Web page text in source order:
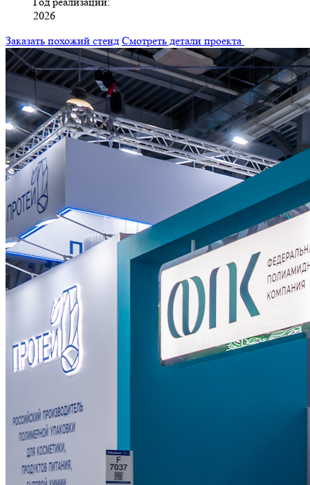
2026
Заказать похожий стенд Смотреть детали проекта